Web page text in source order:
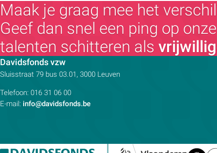
Maak je graag mee het
Geef dan snel een ping op
talenten schitteren als
Davidsfonds vzwContactpersoon:
Adres:
Sluisstraat 79 bus 03.01, 3000 Leuven
Telefoon: 016 31 06 00
E-mail: info@davidsfonds.be